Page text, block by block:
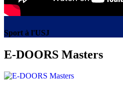
Sport à l'USJ
E-DOORS Masters